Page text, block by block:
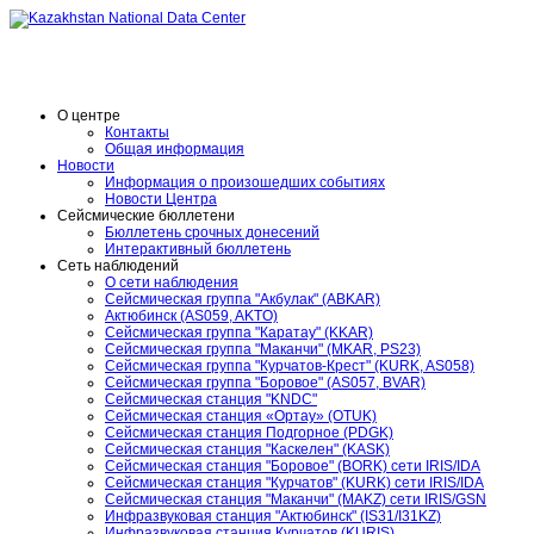
O центре
Контакты
Общая информация
Новости
Информация о произошедших событиях
Новости Центра
Сейсмические бюллетени
Бюллетень срочных донесений
Интерактивный бюллетень
Сеть наблюдений
О сети наблюдения
Сейсмическая группа "Акбулак" (ABKAR)
Актюбинск (AS059, AKTO)
Сейсмическая группа "Каратау" (KKAR)
Сейсмическая группа "Маканчи" (MKAR, PS23)
Сейсмическая группа "Курчатов-Крест" (KURK, AS058)
Сейсмическая группа "Боровое" (AS057, BVAR)
Сейсмическая станция "KNDC"
Сейсмическая станция «Ортау» (OTUK)
Сейсмическая станция Подгорное (PDGK)
Сейсмическая станция "Каскелен" (KASK)
Сейсмическая станция "Боровое" (BORK) сети IRIS/IDA
Сейсмическая станция "Курчатов" (KURK) сети IRIS/IDA
Сейсмическая станция "Маканчи" (MAKZ) сети IRIS/GSN
Инфразвуковая станция "Актюбинск" (IS31/I31KZ)